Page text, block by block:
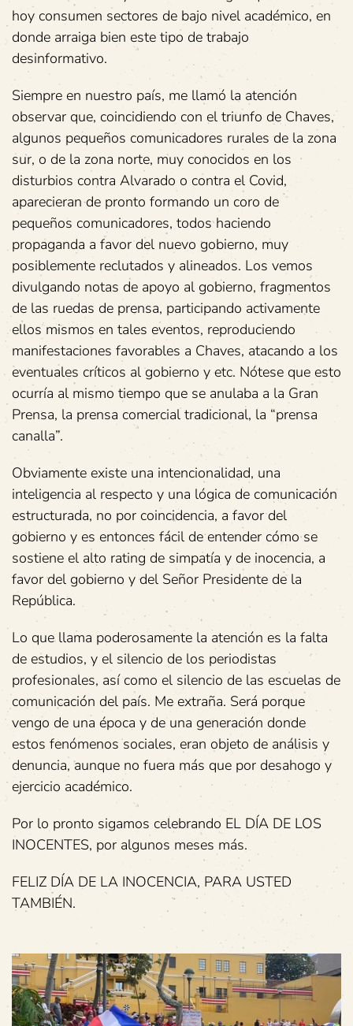
hoy consumen sectores de bajo nivel académico, en
donde arraiga bien este tipo de trabajo
desinformativo.
Siempre en nuestro país, me llamó la atención
observar que, coincidiendo con el triunfo de Chaves,
algunos pequeños comunicadores rurales de la zona
sur, o de la zona norte, muy conocidos en los
disturbios contra Alvarado o contra el Covid,
aparecieran de pronto formando un coro de
pequeños comunicadores, todos haciendo
propaganda a favor del nuevo gobierno, muy
posiblemente reclutados y alineados. Los vemos
divulgando notas de apoyo al gobierno, fragmentos
de las ruedas de prensa, participando activamente
ellos mismos en tales eventos, reproduciendo
manifestaciones favorables a Chaves, atacando a los
eventuales críticos al gobierno y etc. Nótese que esto
ocurría al mismo tiempo que se anulaba a la Gran
Prensa, la prensa comercial tradicional, la “prensa
canalla”.
Obviamente existe una intencionalidad, una
inteligencia al respecto y una lógica de comunicación
estructurada, no por coincidencia, a favor del
gobierno y es entonces fácil de entender cómo se
sostiene el alto rating de simpatía y de inocencia, a
favor del gobierno y del Señor Presidente de la
República.
Lo que llama poderosamente la atención es la falta
de estudios, y el silencio de los periodistas
profesionales, así como el silencio de las escuelas de
comunicación del país. Me extraña. Será porque
vengo de una época y de una generación donde
estos fenómenos sociales, eran objeto de análisis y
denuncia, aunque no fuera más que por desahogo y
ejercicio académico.
Por lo pronto sigamos celebrando EL DÍA DE LOS
INOCENTES, por algunos meses más.
FELIZ DÍA DE LA INOCENCIA, PARA USTED
TAMBIÉN.